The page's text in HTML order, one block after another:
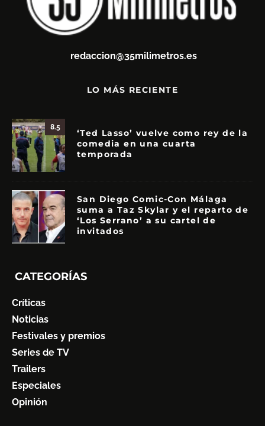
redaccion@35milimetros.es
LO MÁS RECIENTE
8.5
‘Ted Lasso’ vuelve como rey de la
comedia en una cuarta
temporada
San Diego Comic-Con Málaga
suma a Taz Skylar y el reparto de
‘Los Serrano’ a su cartel de
invitados
CATEGORÍAS
Críticas
Noticias
Festivales y premios
Series de TV
Trailers
Especiales
Opinión